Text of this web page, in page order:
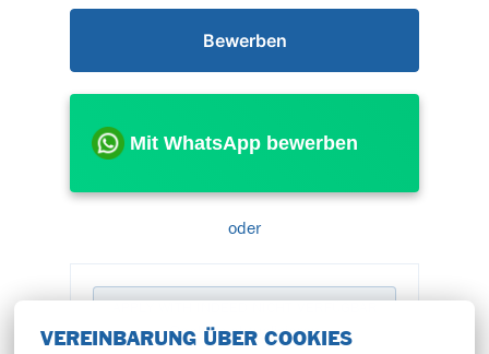
VEREINBARUNG ÜBER COOKIES
Bewerben
Mit WhatsApp bewerben
oder
APPLY WITH INDEED NICHT VERFÜGBAR
Cookies aktualisieren